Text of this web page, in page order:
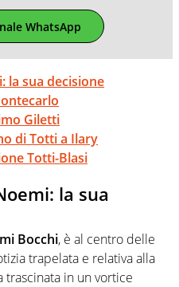
WhatsApp
la sua decisione
Giletti
di Totti a Ilary
Totti-Blasi
la sua
Bocchi, è al centro delle
trapelata e relativa alla
trascinata in un vortice